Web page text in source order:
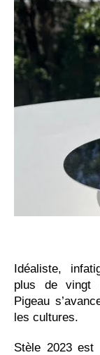
Idéaliste,
plus de vingt
Pigeau
les cultures.
Stèle 2023